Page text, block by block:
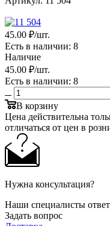
45.00 ₽/шт.
Есть в наличии: 8
Наличие
45.00 ₽/шт.
Есть в наличии: 8
В корзину
Цена действительна
отличаться от цен в
Нужна консультация?
Наши специалисты
Задать вопрос